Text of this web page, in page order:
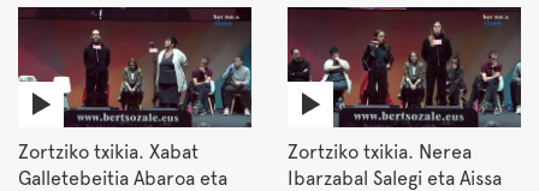
Zortziko txikia. Xabat
Galletebeitia Abaroa eta
Zortziko txikia. Nerea
Ibarzabal Salegi eta Aissa